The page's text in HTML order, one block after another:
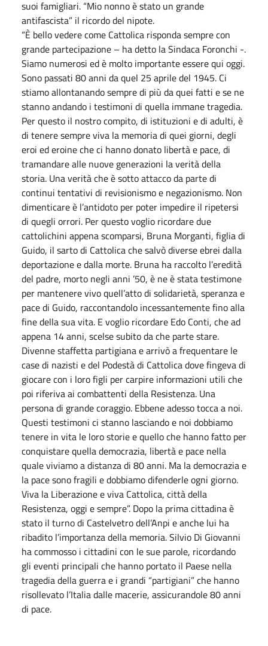
suoi famigliari. “Mio nonno è stato un grande
antifascista” il ricordo del nipote.
“È bello vedere come Cattolica risponda sempre con
grande partecipazione – ha detto la Sindaca Foronchi -.
Siamo numerosi ed è molto importante essere qui oggi.
Sono passati 80 anni da quel 25 aprile del 1945. Ci
stiamo allontanando sempre di più da quei fatti e se ne
stanno andando i testimoni di quella immane tragedia.
Per questo il nostro compito, di istituzioni e di adulti, è
di tenere sempre viva la memoria di quei giorni, degli
eroi ed eroine che ci hanno donato libertà e pace, di
tramandare alle nuove generazioni la verità della
storia. Una verità che è sotto attacco da parte di
continui tentativi di revisionismo e negazionismo. Non
dimenticare è l’antidoto per poter impedire il ripetersi
di quegli orrori. Per questo voglio ricordare due
cattolichini appena scomparsi, Bruna Morganti, figlia di
Guido, il sarto di Cattolica che salvò diverse ebrei dalla
deportazione e dalla morte. Bruna ha raccolto l’eredità
del padre, morto negli anni ’50, è ne è stata testimone
per mantenere vivo quell’atto di solidarietà, speranza e
pace di Guido, raccontandolo incessantemente fino alla
fine della sua vita. E voglio ricordare Edo Conti, che ad
appena 14 anni, scelse subito da che parte stare.
Divenne staffetta partigiana e arrivò a frequentare le
case di nazisti e del Podestà di Cattolica dove fingeva di
giocare con i loro figli per carpire informazioni utili che
poi riferiva ai combattenti della Resistenza. Una
persona di grande coraggio. Ebbene adesso tocca a noi.
Questi testimoni ci stanno lasciando e noi dobbiamo
tenere in vita le loro storie e quello che hanno fatto per
conquistare quella democrazia, libertà e pace nella
quale viviamo a distanza di 80 anni. Ma la democrazia e
la pace sono fragili e dobbiamo difenderle ogni giorno.
Viva la Liberazione e viva Cattolica, città della
Resistenza, oggi e sempre”. Dopo la prima cittadina è
stato il turno di Castelvetro dell’Anpi e anche lui ha
ribadito l’importanza della memoria. Silvio Di Giovanni
ha commosso i cittadini con le sue parole, ricordando
gli eventi principali che hanno portato il Paese nella
tragedia della guerra e i grandi “partigiani” che hanno
risollevato l’Italia dalle macerie, assicurandole 80 anni
di pace.